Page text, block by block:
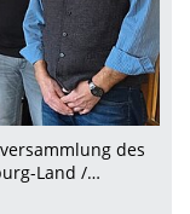
des
Land /…